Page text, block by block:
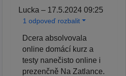
Lucka – 17.5.2024 09:25
1 odpoveď rozbalit
Dcera absolvovala
online domácí kurz a
testy nanečisto online i
prezenčně Na Zatlance.